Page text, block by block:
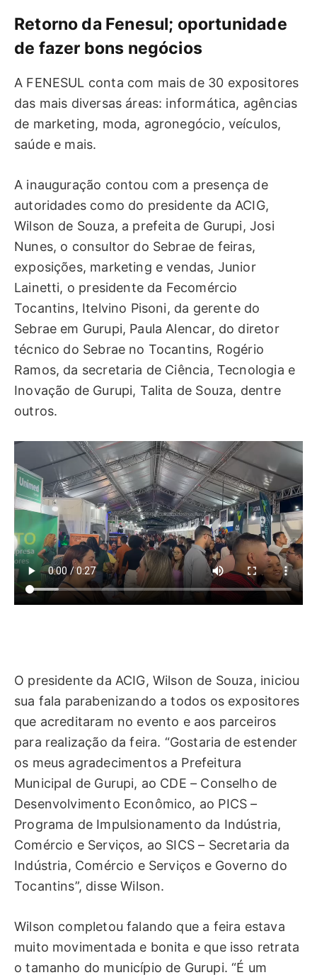
Retorno da Fenesul; oportunidade
de fazer bons negócios
A FENESUL conta com mais de 30 expositores
das mais diversas áreas: informática, agências
de marketing, moda, agronegócio, veículos,
saúde e mais.
A inauguração contou com a presença de
autoridades como do presidente da ACIG,
Wilson de Souza, a prefeita de Gurupi, Josi
Nunes, o consultor do Sebrae de feiras,
exposições, marketing e vendas, Junior
Lainetti, o presidente da Fecomércio
Tocantins, Itelvino Pisoni, da gerente do
Sebrae em Gurupi, Paula Alencar, do diretor
técnico do Sebrae no Tocantins, Rogério
Ramos, da secretaria de Ciência, Tecnologia e
Inovação de Gurupi, Talita de Souza, dentre
outros.
O presidente da ACIG, Wilson de Souza, iniciou
sua fala parabenizando a todos os expositores
que acreditaram no evento e aos parceiros
para realização da feira. “Gostaria de estender
os meus agradecimentos a Prefeitura
Municipal de Gurupi, ao CDE – Conselho de
Desenvolvimento Econômico, ao PICS –
Programa de Impulsionamento da Indústria,
Comércio e Serviços, ao SICS – Secretaria da
Indústria, Comércio e Serviços e Governo do
Tocantins”, disse Wilson.
Wilson completou falando que a feira estava
muito movimentada e bonita e que isso retrata
o tamanho do município de Gurupi. “É um